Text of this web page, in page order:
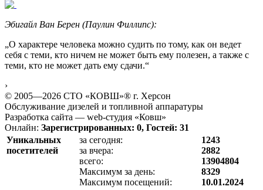
Эбигайл Ван Берен (Паулин Филлипс):
„О характере человека можно судить по тому, как он ведет
себя с теми, кто ничем не может быть ему полезен, а также с
теми, кто не может дать ему сдачи.“
›
© 2005—2026 СТО «КОВШ»® г. Херсон
Обслуживание дизелей и топливной аппаратуры
Разработка сайта — web-студия «Ковш»
Онлайн: Зарегистрированных: 0, Гостей: 31
Уникальных
посетителей
за сегодня:
за вчера:
всего:
Максимум за день:
Максимум посещений:
1243
2882
13904804
8329
10.01.2024